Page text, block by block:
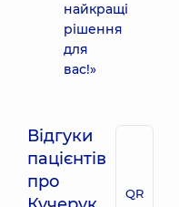
найкращі
рішення
для
вас!»
Відгуки
пацієнтів
про
QR